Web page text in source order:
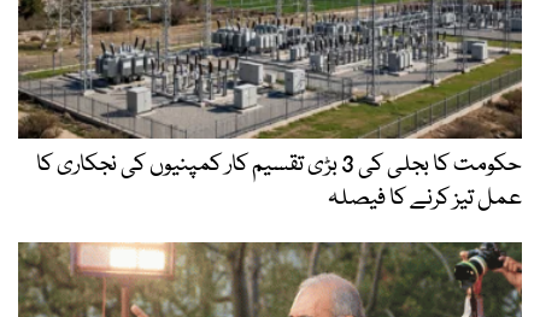
حکومت کا بجلی کی 3 بڑی تقسیم کار کمپنیوں کی نجکاری کا
عمل تیز کرنے کا فیصلہ